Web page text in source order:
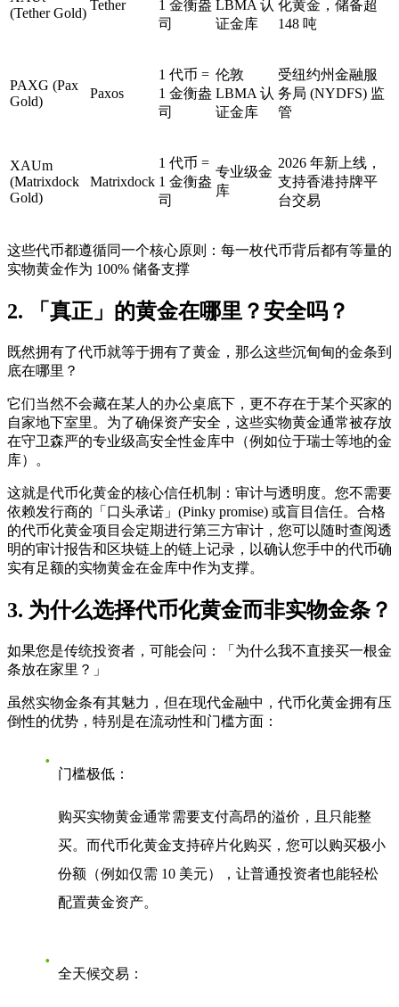
(Tether Gold)
Tether
1 金衡盎
司
LBMA 认
证金库
化黄金，储备超
148 吨
PAXG (Pax
Gold)
Paxos
1 代币 =
1 金衡盎
司
伦敦
LBMA 认
证金库
受纽约州金融服
务局 (NYDFS) 监
管
XAUm
(Matrixdock
Gold)
Matrixdock
1 代币 =
1 金衡盎
司
专业级金
库
2026 年新上线，
支持香港持牌平
台交易
这些代币都遵循同一个核心原则： 每一枚代币背后都有等量的
实物黄金作为 100% 储备支撑
2. 「真正」的黄金在哪里？安全吗？
既然拥有了代币就等于拥有了黄金，那么这些沉甸甸的金条到
底在哪里？
它们当然不会藏在某人的办公桌底下，更不存在于某个买家的
自家地下室里。为了确保资产安全，这些实物黄金通常被存放
在守卫森严的专业级高安全性金库中（例如位于瑞士等地的金
库）。
这就是代币化黄金的核心信任机制： 审计与透明度。您不需要
依赖发行商的「口头承诺」(Pinky promise) 或盲目信任。合格
的代币化黄金项目会定期进行第三方审计，您可以随时查阅透
明的审计报告和区块链上的链上记录，以确认您手中的代币确
实有足额的实物黄金在金库中作为支撑。
3. 为什么选择代币化黄金而非实物金条？
如果您是传统投资者，可能会问：「为什么我不直接买一根金
条放在家里？」
虽然实物金条有其魅力，但在现代金融中，代币化黄金拥有压
倒性的优势，特别是在流动性和门槛方面：
门槛极低：
购买实物黄金通常需要支付高昂的溢价，且只能整
买。而代币化黄金支持碎片化购买，您可以购买极小
份额（例如仅需 10 美元），让普通投资者也能轻松
配置黄金资产。
全天候交易：